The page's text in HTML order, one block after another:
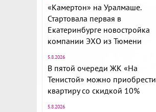
«Камертон» на Уралмаше.
Стартовала первая в
Екатеринбурге новостройка
компании ЭХО из Тюмени
5.8.2026
В пятой очереди ЖК «На
Тенистой» можно приобрести
квартиру со скидкой 10%
5.8.2026